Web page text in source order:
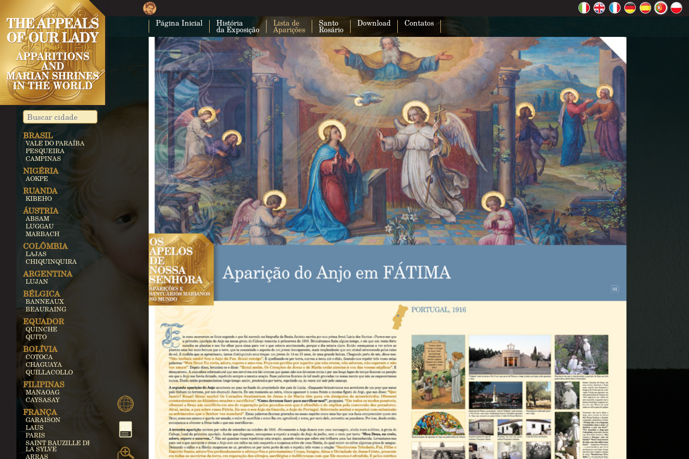
Página Inicial História
da Exposição
Lista de
Aparições
Santo
Rosário
Download Contatos
Esta página não carregou o Google Maps
corretamente.
Você é o proprietário deste site? OK
BRASIL
VALE DO PARAÍBA
PESQUEIRA
CAMPINAS
NIGÉRIA
AOKPE
RUANDA
KIBEHO
ÁUSTRIA
ABSAM
LUGGAU
MARBACH
COLÔMBIA
LAJAS
CHIQUINQUIRA
ARGENTINA
LUJAN
BÉLGICA
BANNEAUX
BEAURAING
EQUADOR
QUINCHE
QUITO
BOLÍVIA
COTOCA
CHAGUAYA
QUILLACOLLO
FILIPINAS
MANAOAG
CAYSASAY
FRANÇA
GARAISON
LAUS
PARIS
SAINT BAUZILLE DE
LA SYLVE
ARRAS